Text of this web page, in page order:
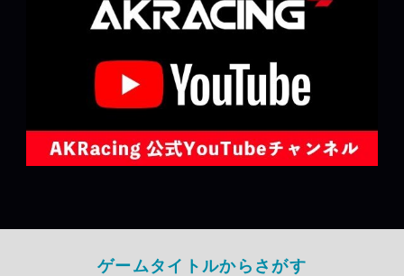
ゲームタイトルからさがす